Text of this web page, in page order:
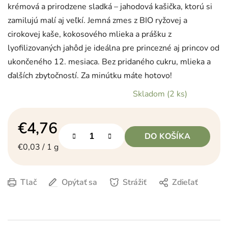
krémová a prirodzene sladká – jahodová kašička, ktorú si
zamilujú malí aj veľkí. Jemná zmes z BIO ryžovej a
cirokovej kaše, kokosového mlieka a prášku z
lyofilizovaných jahôd je ideálna pre princezné aj princov od
ukončeného 12. mesiaca. Bez pridaného cukru, mlieka a
ďalších zbytočností. Za minútku máte hotovo!
Skladom (2 ks)
€4,76
Jednotková cena:
€0,03 / 1 g
DO KOŠÍKA
Tlač Opýtať sa Strážiť Zdieľať